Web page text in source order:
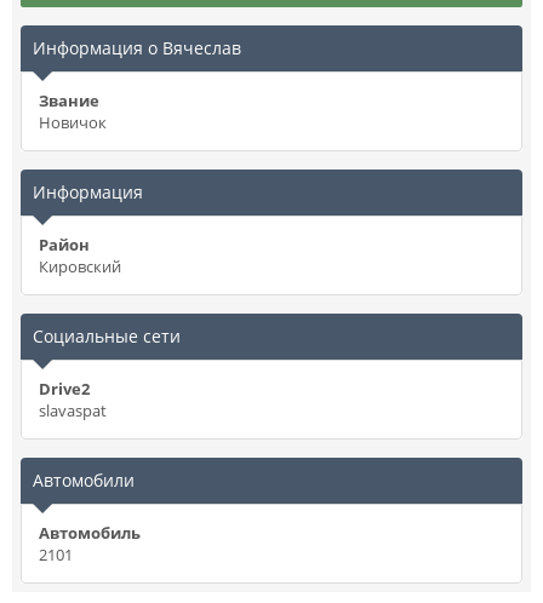
Информация о Вячеслав
Звание
Новичок
Информация
Район
Кировский
Социальные сети
Drive2
slavaspat
Автомобили
Автомобиль
2101